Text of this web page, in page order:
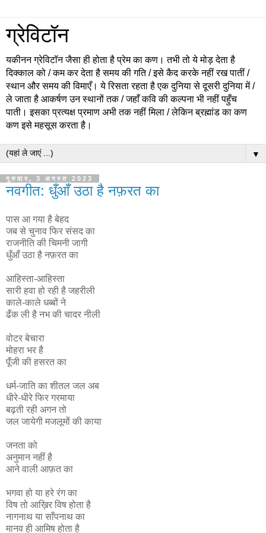
ग्रेविटॉन
यकीनन ग्रेविटॉन जैसा ही होता है प्रेम का कण। तभी तो ये मोड़ देता है
दिक्काल को / कम कर देता है समय की गति / इसे कैद करके नहीं रख पातीं /
स्थान और समय की विमाएँ। ये रिसता रहता है एक दुनिया से दूसरी दुनिया में /
ले जाता है आकर्षण उन स्थानों तक / जहाँ कवि की कल्पना भी नहीं पहुँच
पाती। इसका प्रत्यक्ष प्रमाण अभी तक नहीं मिला / लेकिन ब्रह्मांड का कण
कण इसे महसूस करता है।
▼
गुरुवार, 3 अगस्त 2023
नवगीत: धुँआँ उठा है नफ़रत का
पास आ गया है बेहद
जब से चुनाव फिर संसद का
राजनीति की चिमनी जागी
धुँआँ उठा है नफ़रत का
आहिस्ता-आहिस्ता
सारी हवा हो रही है जहरीली
काले-काले धब्बों ने
ढँक ली है नभ की चादर नीली
वोटर बेचारा
मोहरा भर है
पूँजी की हसरत का
धर्म-जाति का शीतल जल अब
धीरे-धीरे फिर गरमाया
बढ़ती रही अगन तो
जल जायेगी मजलूमों की काया
जनता को
अनुमान नहीं है
आने वाली आफ़त का
भगवा हो या हरे रंग का
विष तो आख़िर विष होता है
नागनाथ या साँपनाथ का
मानव ही आमिष होता है